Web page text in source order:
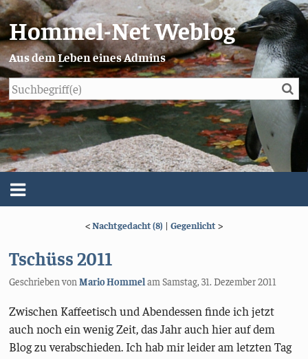
Hommel-Net Weblog
Aus dem Leben eines Admins
Impressum/Datenschutz
<Nachtgedacht (8) | Gegenlicht >
Tschüss 2011
Geschrieben vonMario HommelamSamstag, 31. Dezember 2011
Zwischen Kaffeetisch und Abendessen finde ich jetzt
auch noch ein wenig Zeit, das Jahr auch hier auf dem
Blog zu verabschieden. Ich hab mir leider am letzten Tag